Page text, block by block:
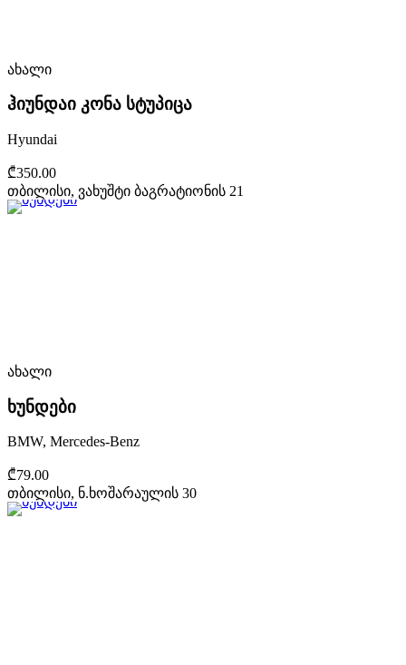
ახალი
ჰიუნდაი კონა სტუპიცა
Hyundai
₾350.00
თბილისი, ვახუშტი ბაგრატიონის 21
ახალი
ხუნდები
BMW, Mercedes-Benz
₾79.00
თბილისი, ნ.ხოშარაულის 30